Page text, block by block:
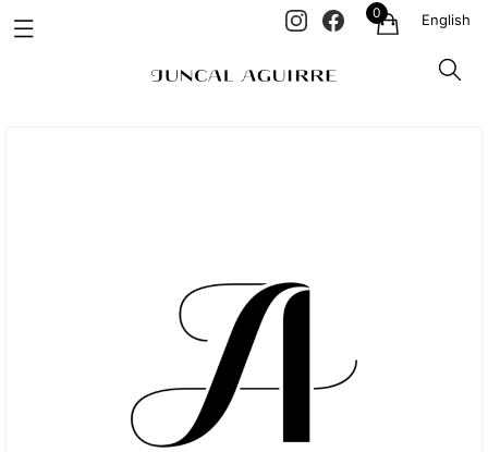
0 English